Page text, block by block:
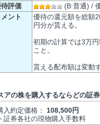
評価
(B:普通) /
メント
優待の還元額を総額
円分が貰える。
初期の計算では3万
こと。
貰える配布額は変動
アの株を購入するならどの証
入約定価格： 108,500円
証券各社の現物購入手数料